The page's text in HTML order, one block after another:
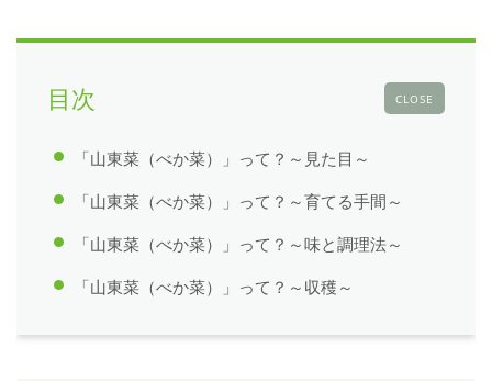
CLOSE
目次
「山東菜（べか菜）」って？～見た目～
「山東菜（べか菜）」って？～育てる手間～
「山東菜（べか菜）」って？～味と調理法～
「山東菜（べか菜）」って？～収穫～